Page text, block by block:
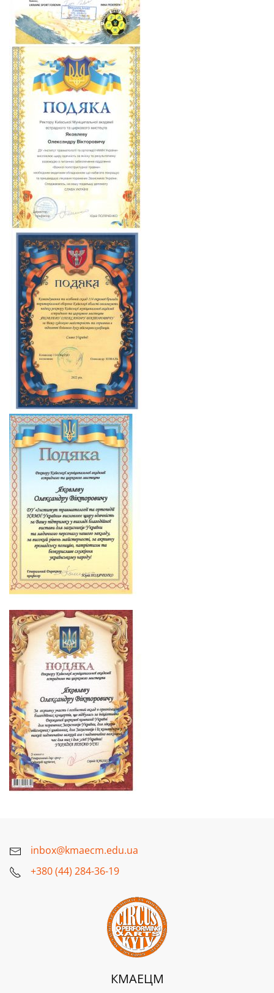
inbox@kmaecm.edu.ua
+380 (44) 284-36-19
КМАЕЦМ